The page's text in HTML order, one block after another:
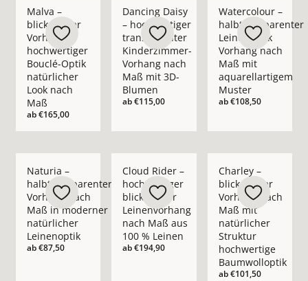
Malva –
blickdichter
Vorhang in
hochwertiger
Bouclé-Optik
natürlicher
Look nach
Maß
ab€165,00
Dancing Daisy
– hochwertiger
transparenter
Kinderzimmer-
Vorhang nach
Maß mit 3D-
Blumen
ab€115,00
Watercolour –
halbtransparenter
Leinenoptik
Vorhang nach
Maß mit
aquarellartigem
Muster
ab€108,50
Naturia –
halbtransparenter
Vorhang nach
Maß in moderner
natürlicher
Leinenoptik
ab€87,50
Cloud Rider –
hochwertiger
blickdichter
Leinenvorhang
nach Maß aus
100 % Leinen
ab€194,90
Charley –
blickdichter
Vorhang nach
Maß mit
natürlicher
Struktur
hochwertige
Baumwolloptik
ab€101,50